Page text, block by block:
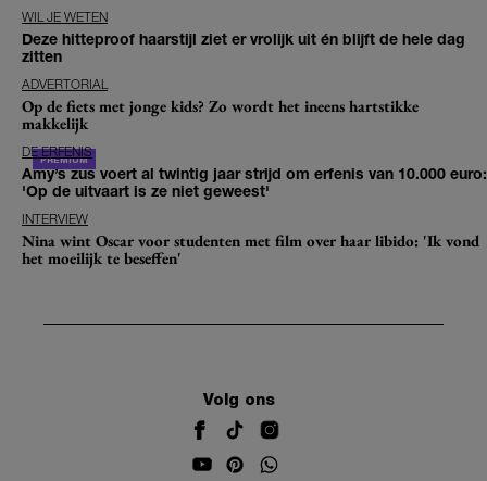
WIL JE WETEN
Deze hitteproof haarstijl ziet er vrolijk uit én blijft de hele dag
zitten
ADVERTORIAL
Op de fiets met jonge kids? Zo wordt het ineens hartstikke
makkelijk
DE ERFENIS
Amy’s zus voert al twintig jaar strijd om erfenis van 10.000 euro:
'Op de uitvaart is ze niet geweest'
INTERVIEW
Nina wint Oscar voor studenten met film over haar libido: 'Ik vond
het moeilijk te beseffen'
Volg ons